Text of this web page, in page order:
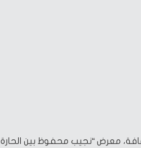
معرض “نجيب محفوظ بين الحارة